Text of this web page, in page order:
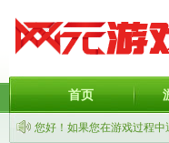
首页
您好！如果您在游戏过程